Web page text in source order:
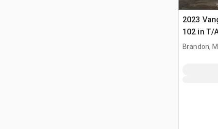
2023
102 in T/
Brandon,